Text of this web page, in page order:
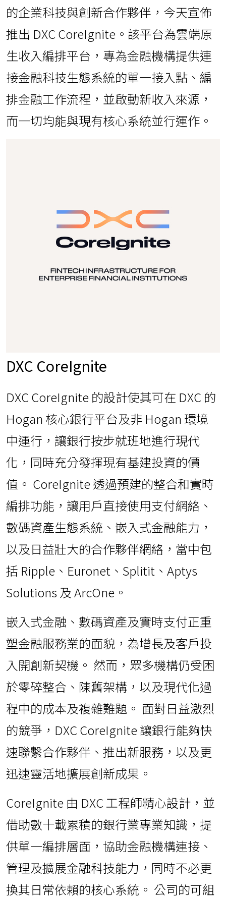
的企業科技與創新合作夥伴，今天宣佈
推出 DXC CoreIgnite。該平台為雲端原
生收入編排平台，專為金融機構提供連
接金融科技生態系統的單一接入點、編
排金融工作流程，並啟動新收入來源，
而一切均能與現有核心系統並行運作。
DXC CoreIgnite
DXC CoreIgnite 的設計使其可在 DXC 的
Hogan 核心銀行平台及非 Hogan 環境
中運行，讓銀行按步就班地進行現代
化，同時充分發揮現有基建投資的價
值。 CoreIgnite 透過預建的整合和實時
編排功能，讓用戶直接使用支付網絡、
數碼資產生態系統、嵌入式金融能力，
以及日益壯大的合作夥伴網絡，當中包
括 Ripple、Euronet、Splitit、Aptys
Solutions 及 ArcOne。
嵌入式金融、數碼資產及實時支付正重
塑金融服務業的面貌，為增長及客戶投
入開創新契機。 然而，眾多機構仍受困
於零碎整合、陳舊架構，以及現代化過
程中的成本及複雜難題。 面對日益激烈
的競爭，DXC CoreIgnite 讓銀行能夠快
速聯繫合作夥伴、推出新服務，以及更
迅速靈活地擴展創新成果。
CoreIgnite 由 DXC 工程師精心設計，並
借助數十載累積的銀行業專業知識，提
供單一編排層面，協助金融機構連接、
管理及擴展金融科技能力，同時不必更
換其日常依賴的核心系統。 公司的可組